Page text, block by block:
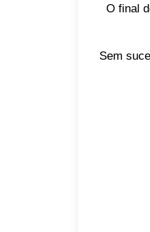
O final
Sem